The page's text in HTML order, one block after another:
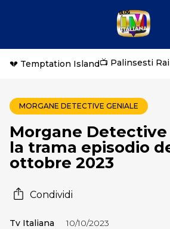
💔 Temptation Island📺 Palinsesti
MORGANE DETECTIVE GENIALE
Morgane Detective
la trama episodio
ottobre 2023
Condividi
Tv Italiana 10/10/2023